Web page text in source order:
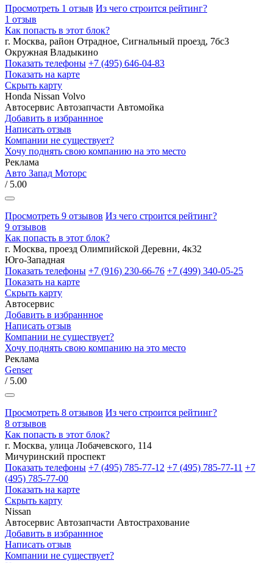
Просмотреть 1 отзыв Из чего строится рейтинг?
1 отзыв
Как попасть в этот блок?
г. Москва, район Отрадное, Сигнальный проезд, 7бс3
Окружная Владыкино
Показать телефоны +7 (495) 646-04-83
Показать на карте
Скрыть карту
Honda Nissan Volvo
Автосервис Автозапчасти Автомойка
Добавить в избраннное
Написать отзыв
Компании не существует?
Хочу поднять свою компанию на это место
Реклама
Авто Запад Моторс
/ 5.00
Просмотреть 9 отзывов Из чего строится рейтинг?
9 отзывов
Как попасть в этот блок?
г. Москва, проезд Олимпийской Деревни, 4к32
Юго-Западная
Показать телефоны +7 (916) 230-66-76 +7 (499) 340-05-25
Показать на карте
Скрыть карту
Автосервис
Добавить в избраннное
Написать отзыв
Компании не существует?
Хочу поднять свою компанию на это место
Реклама
Genser
/ 5.00
Просмотреть 8 отзывов Из чего строится рейтинг?
8 отзывов
Как попасть в этот блок?
г. Москва, улица Лобачевского, 114
Мичуринский проспект
Показать телефоны +7 (495) 785-77-12 +7 (495) 785-77-11 +7
(495) 785-77-00
Показать на карте
Скрыть карту
Nissan
Автосервис Автозапчасти Автострахование
Добавить в избраннное
Написать отзыв
Компании не существует?